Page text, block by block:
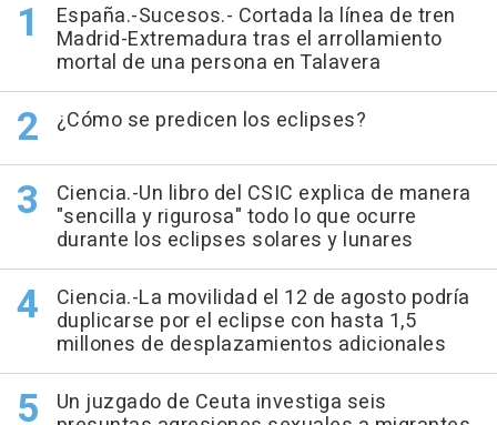
España.-Sucesos.- Cortada la línea de tren
Madrid-Extremadura tras el arrollamiento
mortal de una persona en Talavera
¿Cómo se predicen los eclipses?
Ciencia.-Un libro del CSIC explica de manera
"sencilla y rigurosa" todo lo que ocurre
durante los eclipses solares y lunares
Ciencia.-La movilidad el 12 de agosto podría
duplicarse por el eclipse con hasta 1,5
millones de desplazamientos adicionales
Un juzgado de Ceuta investiga seis